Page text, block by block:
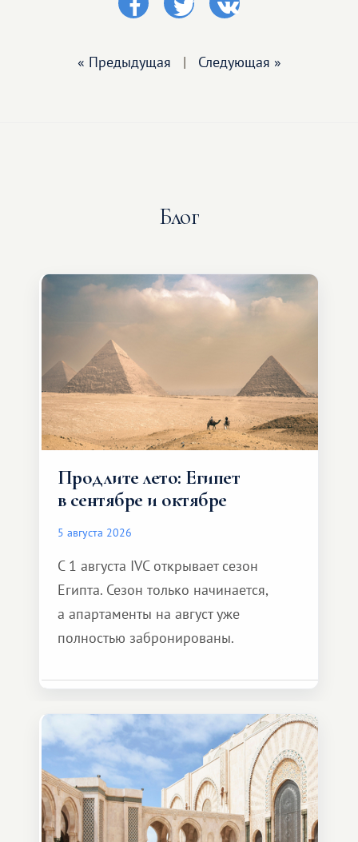
« Предыдущая | Следующая »
Блог
Продлите лето: Египет
в сентябре и октябре
5 августа 2026
С 1 августа IVC открывает сезон
Египта. Сезон только начинается,
а апартаменты на август уже
полностью забронированы.